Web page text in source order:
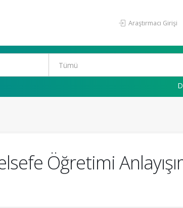
Araştırmacı Girişi
Öğretimi